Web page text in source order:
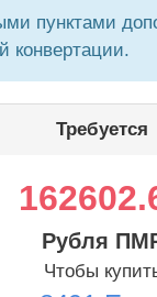
пунктами
конвертации.
Требуется
Рубля
Чтобы